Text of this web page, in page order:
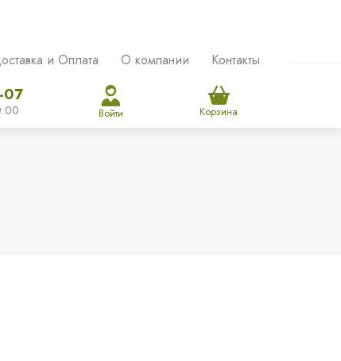
и Оплата О компании Контакты
07
Войти Корзина